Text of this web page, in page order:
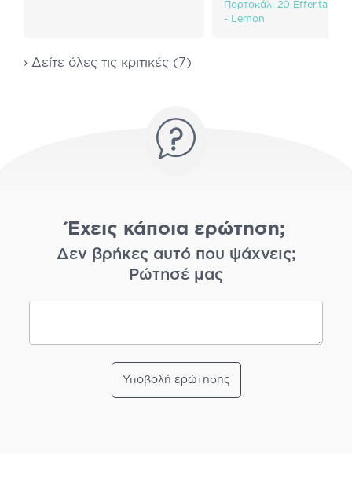
Πορτοκάλι 20 Effer.tabs
- Lemon
› Δείτε όλες τις κριτικές (7)
Έχεις κάποια ερώτηση;
Δεν βρήκες αυτό που ψάχνεις;
Ρώτησέ μας
Υποβολή ερώτησης